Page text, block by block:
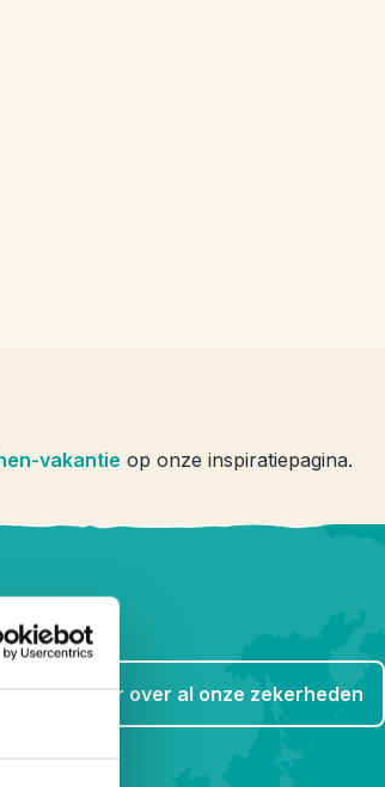
vakantie op onze inspiratiepagina.
Lees meer over al onze zekerheden